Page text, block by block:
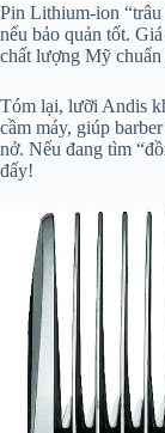
Pin Lithium-ion “trâu
nếu bảo quản tốt.
chất lượng Mỹ
Tóm lại, lưỡi Andis
cầm máy, giúp
nở. Nếu đang tìm
đấy!